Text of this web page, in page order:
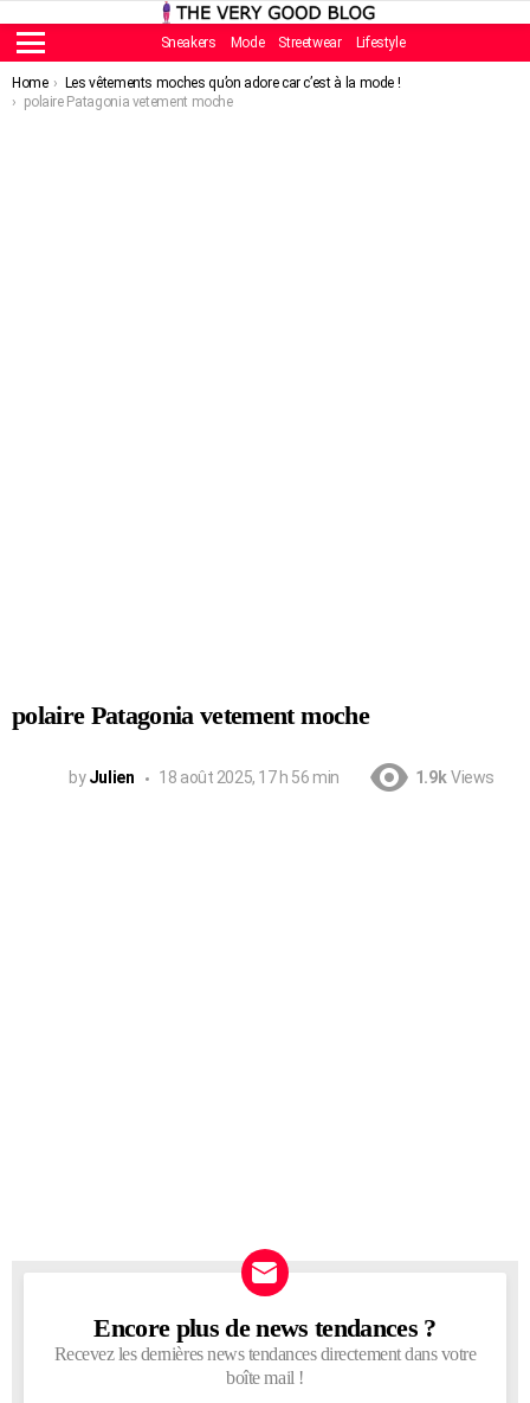
Menu
Sneakers Mode Streetwear Lifestyle
You are here:
Home
Les vêtements moches qu’on adore car c’est à la mode !
polaire Patagonia vetement moche
polaire Patagonia vetement moche
by Julien 18 août 2025, 17 h 56 min 1.9k Views
NEWSLETTER
Encore plus de news tendances ?
Recevez les dernières news tendances directement dans votre
boîte mail !